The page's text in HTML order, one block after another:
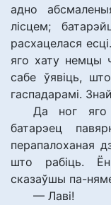
адно
лісцем;
расхацелася
яго хату немцы
сабе ўявіць,
гаспадарамі.
Да ног яго
батарэец
перапалоханая
што рабіць.
сказаўшы па-
— Лаві!